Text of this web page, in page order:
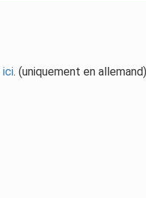
ici. (uniquement en allemand)